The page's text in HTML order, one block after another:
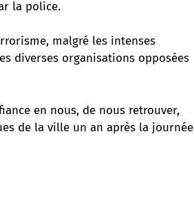
la police.
malgré les intenses
diverses organisations opposées
en nous, de nous retrouver,
de la ville un an après la journée